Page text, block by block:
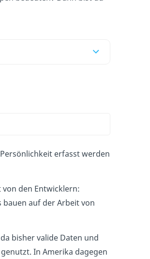
erfasst werden
den Entwicklern:
bauen auf der Arbeit von
bishervalide Daten und
genutzt. In Amerika dagegen